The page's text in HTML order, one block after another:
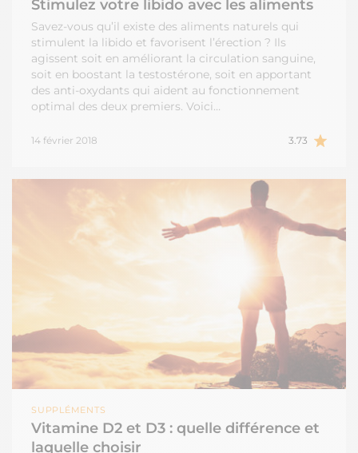
Stimulez votre libido avec les aliments
Savez-vous qu’il existe des aliments naturels qui
stimulent la libido et favorisent l’érection ? Ils
agissent soit en améliorant la circulation sanguine,
soit en boostant la testostérone, soit en apportant
des anti-oxydants qui aident au fonctionnement
optimal des deux premiers. Voici…
14 février 2018 3.73
SUPPLÉMENTS
Vitamine D2 et D3 : quelle différence et
laquelle choisir